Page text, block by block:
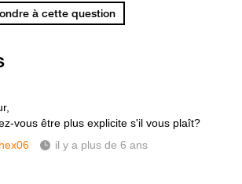
à cette question
vous être plus explicite s'il vous plaît?
il y a plus de 6 ans